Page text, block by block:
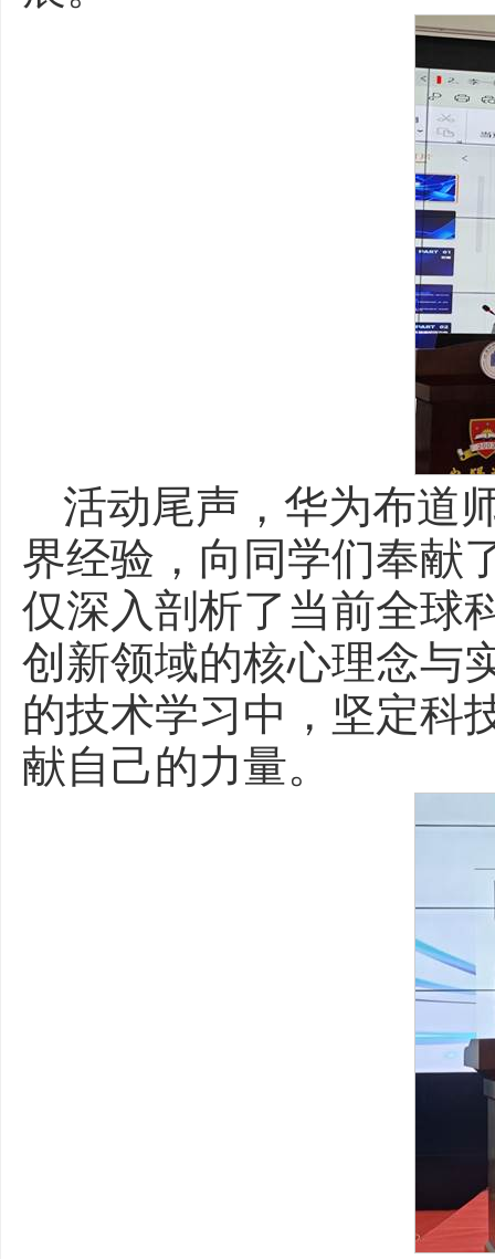
活动尾声，华为布道
界经验，向同学们奉献
仅深入剖析了当前全球
创新领域的核心理念与
的技术学习中，坚定科
献自己的力量。